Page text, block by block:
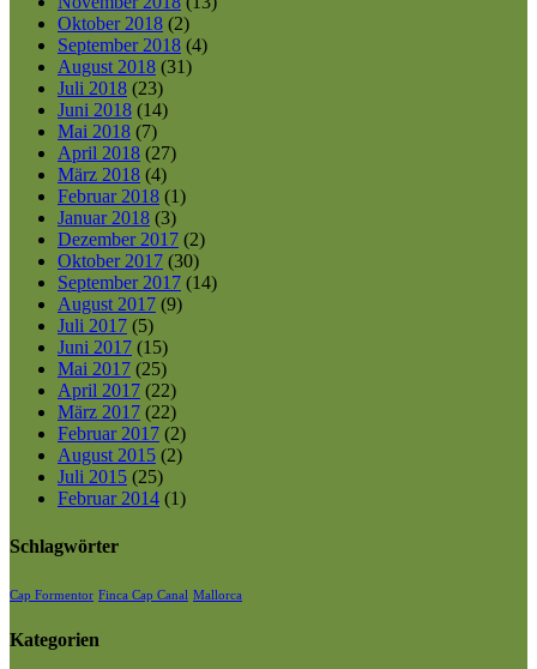
Oktober 2018 (2)
September 2018 (4)
August 2018 (31)
Juli 2018 (23)
Juni 2018 (14)
Mai 2018 (7)
April 2018 (27)
März 2018 (4)
Februar 2018 (1)
Januar 2018 (3)
Dezember 2017 (2)
Oktober 2017 (30)
September 2017 (14)
August 2017 (9)
Juli 2017 (5)
Juni 2017 (15)
Mai 2017 (25)
April 2017 (22)
März 2017 (22)
Februar 2017 (2)
August 2015 (2)
Juli 2015 (25)
Februar 2014 (1)
Schlagwörter
Cap Formentor Finca Cap Canal Mallorca
Kategorien